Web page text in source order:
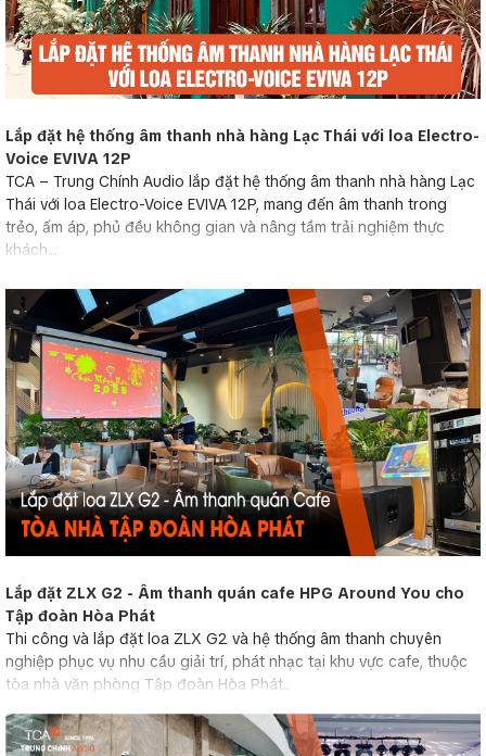
Lắp đặt hệ thống âm thanh nhà hàng Lạc Thái với loa Electro-
Voice EVIVA 12P
TCA – Trung Chính Audio lắp đặt hệ thống âm thanh nhà hàng Lạc
Thái với loa Electro-Voice EVIVA 12P, mang đến âm thanh trong
trẻo, ấm áp, phủ đều không gian và nâng tầm trải nghiệm thực
khách....
Lắp đặt ZLX G2 - Âm thanh quán cafe HPG Around You cho
Tập đoàn Hòa Phát
Thi công và lắp đặt loa ZLX G2 và hệ thống âm thanh chuyên
nghiệp phục vụ nhu cầu giải trí, phát nhạc tại khu vực cafe, thuộc
tòa nhà văn phòng Tập đoàn Hòa Phát...